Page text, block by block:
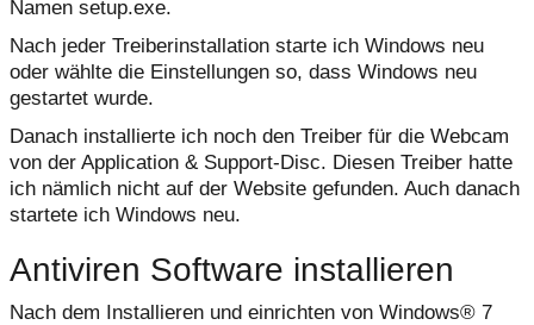
Namen setup.exe.
Nach jeder Treiberinstallation starte ich Windows neu
oder wählte die Einstellungen so, dass Windows neu
gestartet wurde.
Danach installierte ich noch den Treiber für die Webcam
von der Application & Support-Disc. Diesen Treiber hatte
ich nämlich nicht auf der Website gefunden. Auch danach
startete ich Windows neu.
Antiviren Software installieren
Nach dem Installieren und einrichten von Windows® 7